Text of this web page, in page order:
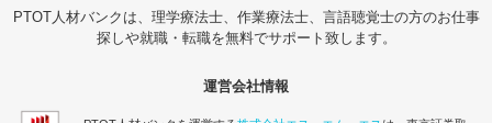
PTOT人材バンクは、理学療法士、作業療法士、言語聴覚士の方のお仕事
探しや就職・転職を無料でサポート致します。
運営会社情報